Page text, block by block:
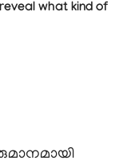
what kind of